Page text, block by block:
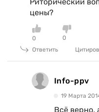
цены?
0
0
Ответить
Info-ppv
19 Марта
Всё верно,